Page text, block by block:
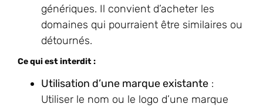
génériques. Il convient d’acheter les
domaines qui pourraient être similaires ou
détournés.
Ce qui est interdit :
Utilisation d’une marque existante :
Utiliser le nom ou le logo d’une marque